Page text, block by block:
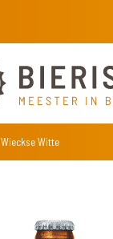
Wieckse Witte